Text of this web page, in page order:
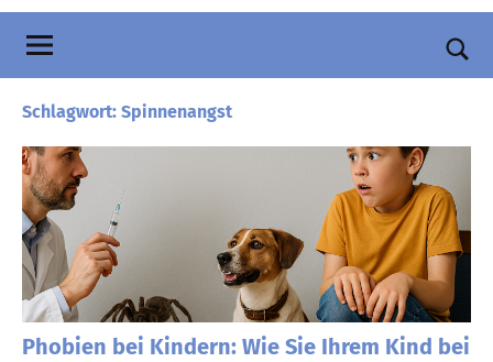
Dr.
Nedoschill
für
Kinder-
und
Psychotherapie
Schlagwort: Spinnenangst
Phobien bei Kindern: Wie Sie Ihrem Kind bei